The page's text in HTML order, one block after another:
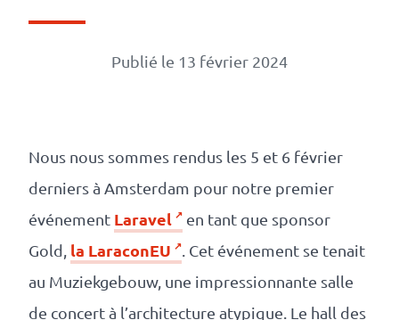
DevOps
Technologies
responsable
Nos
clients
La
Publié le 13 février 2024
Nous nous sommes rendus les 5 et 6 février
derniers à Amsterdam pour notre premier
événement Laravel
en tant que sponsor
Gold, la LaraconEU
. Cet événement se tenait
au Muziekgebouw, une impressionnante salle
de concert à l’architecture atypique. Le hall des